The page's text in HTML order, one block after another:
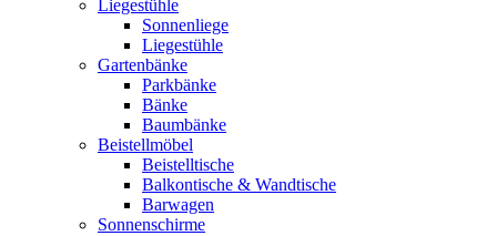
Liegestühle
Sonnenliege
Liegestühle
Gartenbänke
Parkbänke
Bänke
Baumbänke
Beistellmöbel
Beistelltische
Balkontische & Wandtische
Barwagen
Sonnenschirme